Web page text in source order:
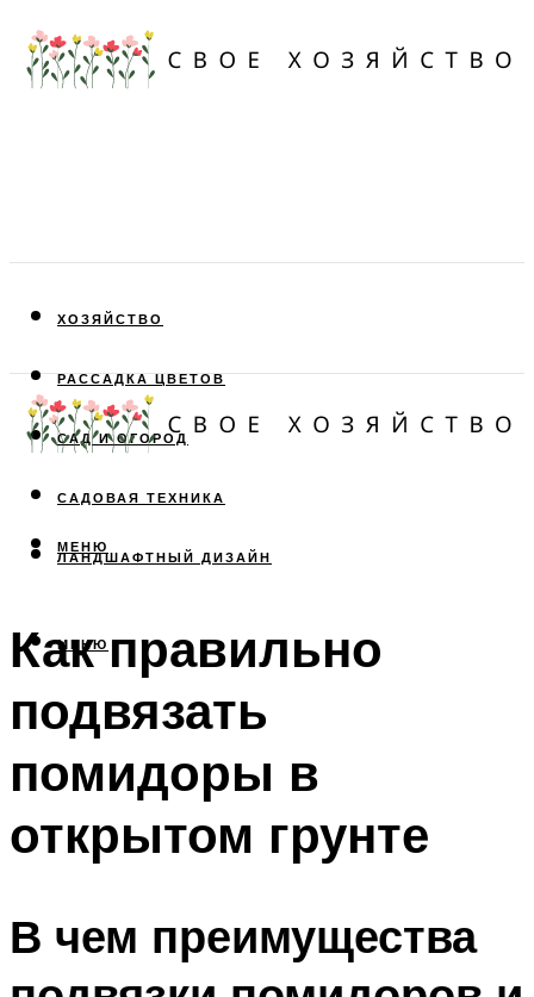
ХОЗЯЙСТВО
РАССАДКА ЦВЕТОВ
САД И ОГОРОД
САДОВАЯ ТЕХНИКА
ЛАНДШАФТНЫЙ ДИЗАЙН
МЕНЮ
МЕНЮ
Как правильно
подвязать
помидоры в
открытом грунте
В чем преимущества